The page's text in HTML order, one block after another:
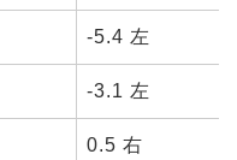
-5.4 左
-3.1 左
0.5 右